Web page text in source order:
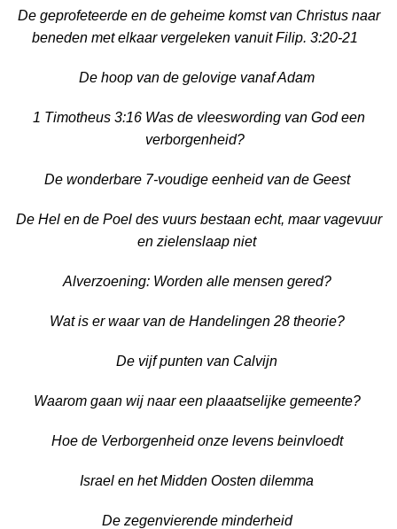
De geprofeteerde en de geheime komst van Christus naar
beneden met elkaar vergeleken vanuit Filip. 3:20-21
De hoop van de gelovige vanaf Adam
1 Timotheus 3:16 Was de vleeswording van God een
verborgenheid?
De wonderbare 7-voudige eenheid van de Geest
De Hel en de Poel des vuurs bestaan echt, maar vagevuur
en zielenslaap niet
Alverzoening: Worden alle mensen gered?
Wat is er waar van de Handelingen 28 theorie?
De vijf punten van Calvijn
Waarom gaan wij naar een plaaatselijke gemeente?
Hoe de Verborgenheid onze levens beinvloedt
Israel en hetMidden Oosten dilemma
De zegenvierende minderheid